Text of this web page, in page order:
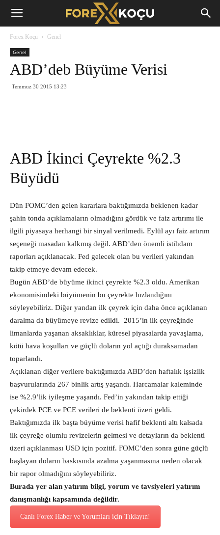
Forex
Forex Koçu Genel
Genel
ABD’deb Büyüme Verisi
Temmuz 30 2015 13:23
ABD İkinci Çeyrekte %2.3
Büyüdü
Dün FOMC’den gelen kararlara baktığımızda beklenen kadar
şahin tonda açıklamaların olmadığını gördük ve faiz artırımı ile
ilgili piyasaya herhangi bir sinyal verilmedi. Eylül ayı faiz artırım
seçeneği masadan kalkmış değil. ABD’den önemli istihdam
raporları açıklanacak. Fed gelecek olan bu verileri yakından
takip etmeye devam edecek.
Bugün ABD’de büyüme ikinci çeyrekte %2.3 oldu. Amerikan
ekonomisindeki büyümenin bu çeyrekte hızlandığını
söyleyebiliriz. Diğer yandan ilk çeyrek için daha önce açıklanan
daralma da büyümeye revize edildi. 2015’in ilk çeyreğinde
limanlarda yaşanan aksaklıklar, küresel piyasalarda yavaşlama,
kötü hava koşulları ve güçlü doların yol açtığı duraksamadan
toparlandı.
Açıklanan diğer verilere baktığımızda ABD’den haftalık işsizlik
başvurularında 267 binlik artış yaşandı. Harcamalar kaleminde
ise %2.9’lik iyileşme yaşandı. Fed’in yakından takip ettiği
çekirdek PCE ve PCE verileri de beklenti üzeri geldi.
Baktığımızda ilk başta büyüme verisi hafif beklenti altı kalsada
ilk çeyreğe olumlu revizelerin gelmesi ve detayların da beklenti
üzeri açıklanması USD için pozitif. FOMC’den sonra güne güçlü
başlayan doların baskısında azalma yaşanmasına neden olacak
bir rapor olmadığını söyleyebiliriz.
Burada yer alan yatırım bilgi, yorum ve tavsiyeleri yatırım
danışmanlığı kapsamında değildir.
Canlı Forex Haber ve Yorumları için Tıklayın!